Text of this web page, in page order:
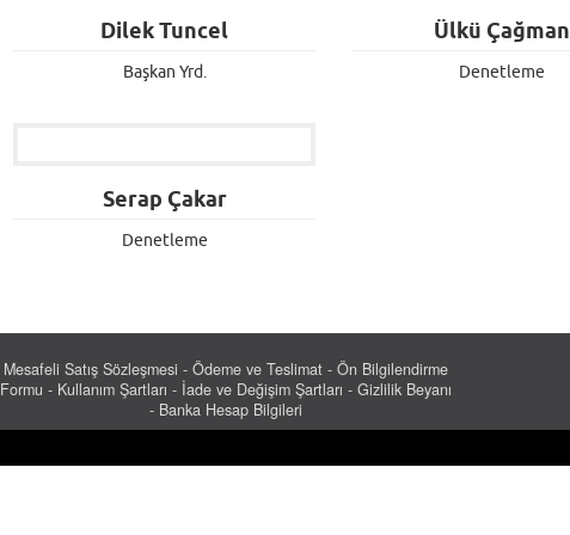
Dilek Tuncel
Başkan Yrd.
Ülkü Çağman
Denetleme
Serap Çakar
Denetleme
Mesafeli Satış Sözleşmesi - Ödeme ve Teslimat - Ön Bilgilendirme
Formu - Kullanım Şartları - İade ve Değişim Şartları - Gizlilik Beyanı
- Banka Hesap Bilgileri